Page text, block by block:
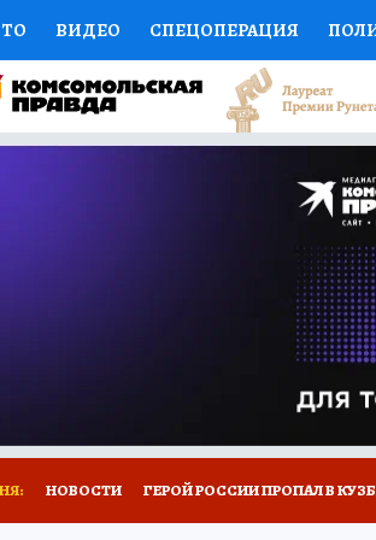
ВИДЕО СПЕЦОПЕРАЦИЯ
НАУКА СПОРТ
ЭКСПЕРТОВ ДОКТОР
ПРОГНОЗЫ НА СПОРТ
НОВОЕ НА САЙТЕ
НОВОСТИ ГЕРОЙ РОССИИ ПРОПАЛ В